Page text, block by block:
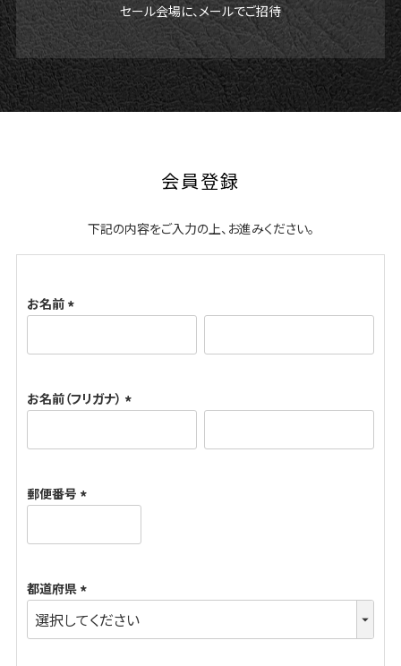
セール会場に、メールでご招待
会員登録
下記の内容をご入力の上、お進みください。
お名前
必
)
お名前（フリガナ）
必
郵便番号
必
)
都道府県
(
必